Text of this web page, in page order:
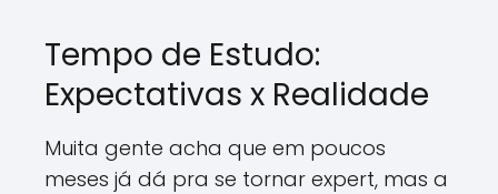
Tempo de Estudo:
Expectativas x Realidade
Muita gente acha que em poucos
meses já dá pra se tornar expert, mas a